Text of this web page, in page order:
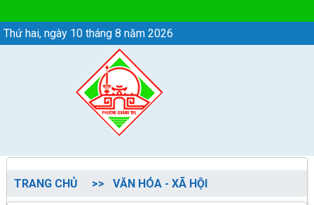
Thứ hai, ngày 10 tháng 8 năm 2026
TRANG CHỦ VĂN HÓA - XÃ HỘI